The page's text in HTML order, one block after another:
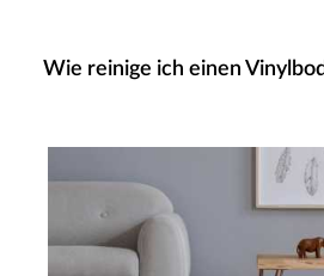
Wie reinige ich einen